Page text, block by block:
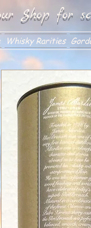
Shop for
Whisky Rarities